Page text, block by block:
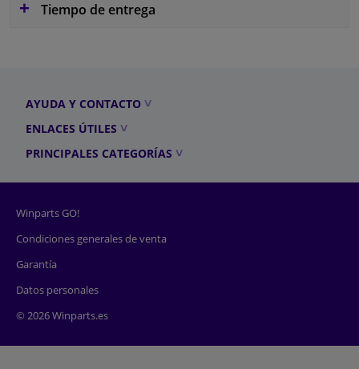
Tiempo de entrega
AYUDA Y CONTACTO
ENLACES ÚTILES
PRINCIPALES CATEGORÍAS
Winparts GO!
Condiciones generales de venta
Garantía
Datos personales
© 2026 Winparts.es